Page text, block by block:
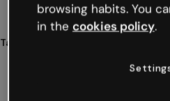
Tags
browsing habits. You
in the cookies policy.